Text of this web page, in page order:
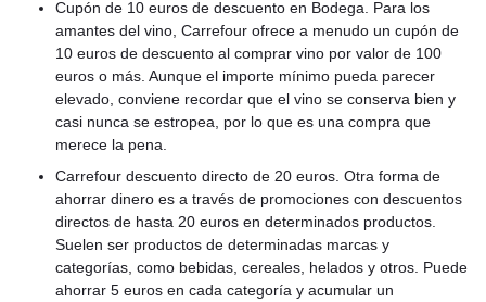
Cupón de 10 euros de descuento en Bodega. Para los
amantes del vino, Carrefour ofrece a menudo un cupón de
10 euros de descuento al comprar vino por valor de 100
euros o más. Aunque el importe mínimo pueda parecer
elevado, conviene recordar que el vino se conserva bien y
casi nunca se estropea, por lo que es una compra que
merece la pena.
Carrefour descuento directo de 20 euros. Otra forma de
ahorrar dinero es a través de promociones con descuentos
directos de hasta 20 euros en determinados productos.
Suelen ser productos de determinadas marcas y
categorías, como bebidas, cereales, helados y otros. Puede
ahorrar 5 euros en cada categoría y acumular un